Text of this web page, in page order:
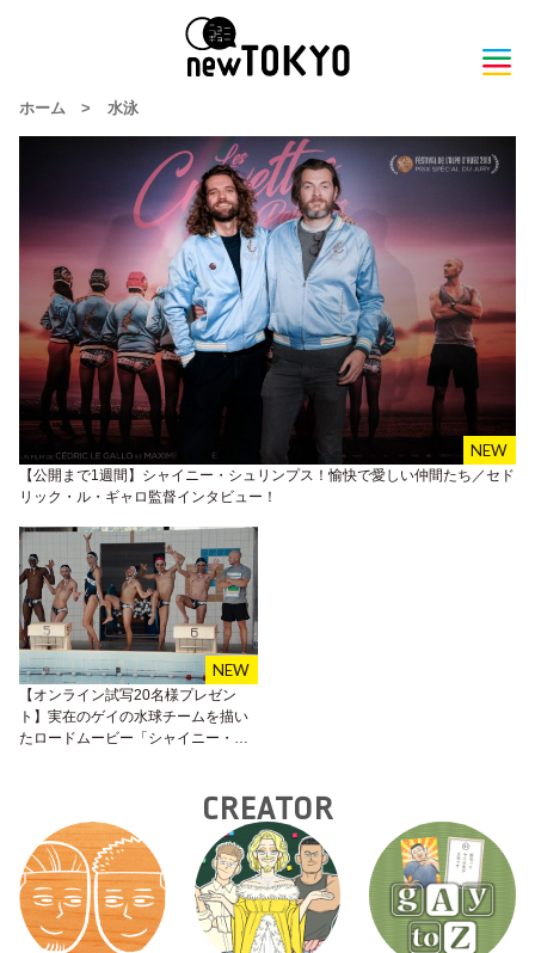
ホーム > 水泳
【公開まで1週間】シャイニー・シュリンプス！愉快で愛しい仲間たち／セド
リック・ル・ギャロ監督インタビュー！
【オンライン試写20名様プレゼン
ト】実在のゲイの水球チームを描い
たロードムービー「シャイニー・シ
CREATOR